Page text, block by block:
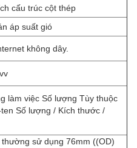
cấu trúc cột thép
áp suất gió
không dây.
làm việc Số lượng Tùy thuộc
Số lượng / Kích thước /
sử dụng 76mm ((OD)